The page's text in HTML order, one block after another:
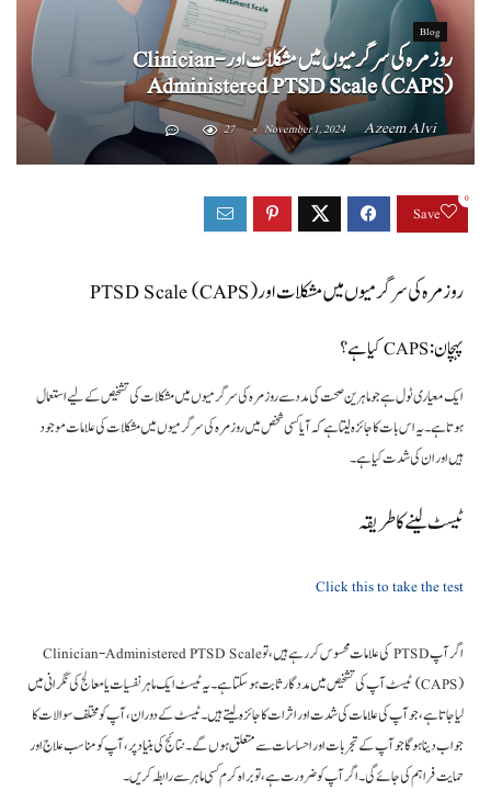
Blog
روزمرہ کی سرگرمیوں میں مشکلات اور Clinician-
Administered PTSD Scale (CAPS)
Azeem Alvi
November 1, 2024
27
Save
0
روزمرہ کی سرگرمیوں میں مشکلات اور PTSD Scale (CAPS)
پہچان: CAPS کیا ہے؟
ایک معیاری ٹول ہے جو ماہرین صحت کی مدد سے روزمرہ کی سرگرمیوں میں مشکلات کی تشخیص کے لیے استعمال
ہوتا ہے۔ یہ اس بات کا جائزہ لیتا ہے کہ آیا کسی شخص میں روزمرہ کی سرگرمیوں میں مشکلات کی علامات موجود
ہیں اور ان کی شدت کیا ہے۔
ٹیسٹ لینے کا طریقہ
Click this to take the test
اگر آپ PTSD کی علامات محسوس کر رہے ہیں، تو Clinician-Administered PTSD Scale
(CAPS) ٹیسٹ آپ کی تشخیص میں مددگار ثابت ہو سکتا ہے۔ یہ ٹیسٹ ایک ماہر نفسیات یا معالج کی نگرانی میں
لیا جاتا ہے، جو آپ کی علامات کی شدت اور اثرات کا جائزہ لیتے ہیں۔ ٹیسٹ کے دوران، آپ کو مختلف سوالات کا
جواب دینا ہوگا جو آپ کے تجربات اور احساسات سے متعلق ہوں گے۔ نتائج کی بنیاد پر، آپ کو مناسب علاج اور
حمایت فراہم کی جائے گی۔ اگر آپ کو ضرورت ہے، تو براہ کرم کسی ماہر سے رابطہ کریں۔